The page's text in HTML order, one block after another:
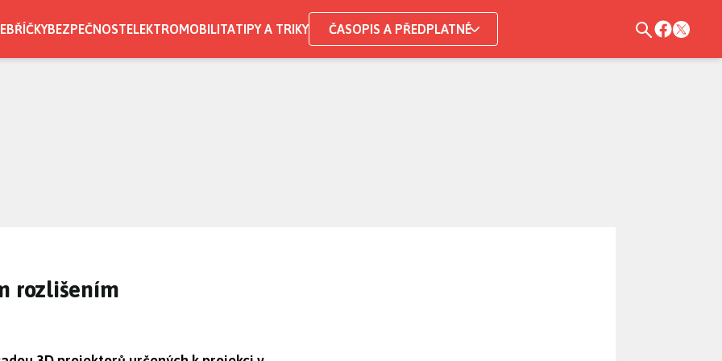
BEZPEČNOSTELEKTROMOBILITATIPY A TRIKY ČASOPIS A PŘEDPLATNÉ
rozlišením